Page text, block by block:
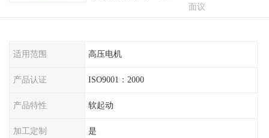
面议
适用范围 高压电机
产品认证 ISO9001：2000
产品特性 软起动
加工定制 是